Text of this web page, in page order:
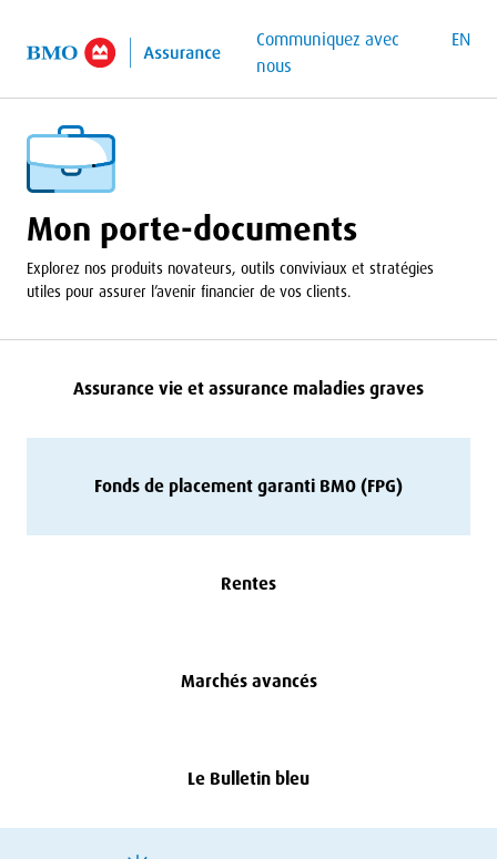
Communiquez avec
nous
EN
Mon porte-documents
Explorez nos produits novateurs, outils conviviaux et stratégies
utiles pour assurer l’avenir financier de vos clients.
Assurance vie et assurance maladies graves
Fonds de placement garanti BMO(FPG)
Rentes
Marchés avancés
Le Bulletin bleu